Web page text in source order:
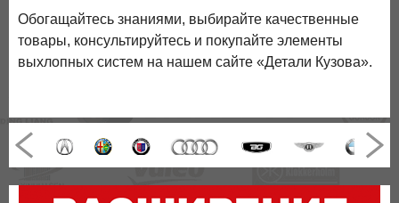
Обогащайтесь знаниями, выбирайте качественные
товары, консультируйтесь и покупайте элементы
выхлопных систем на нашем сайте «Детали Кузова».